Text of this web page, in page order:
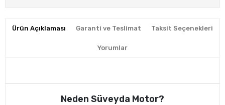
Ürün Açıklaması Garanti ve Teslimat Taksit Seçenekleri
Yorumlar
Neden Süveyda Motor?